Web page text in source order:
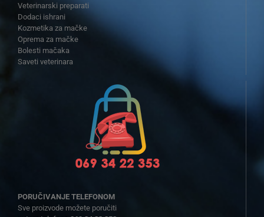
Veterinarski preparati
Dodaci ishrani
Kozmetika za mačke
Oprema za mačke
Bolesti mačaka
Saveti veterinara
PORUČIVANJE TELEFONOM
Sve proizvode možete poručiti